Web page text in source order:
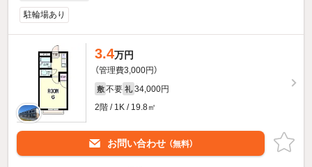
駐輪場あり
3.4万円
（管理費3,000円）
敷 不要 礼 34,000円
2階 / 1K / 19.8㎡
お問い合わせ （無料）